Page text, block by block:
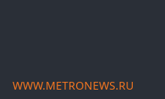
WWW.METRONEWS.RU